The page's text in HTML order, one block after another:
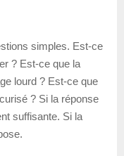
simples. Est-ce
? Est-ce que la
lourd ? Est-ce que
? Si la réponse
suffisante. Si la